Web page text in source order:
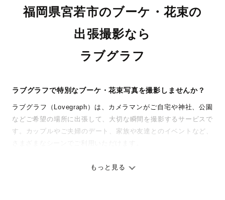
福岡県宮若市のブーケ・花束の
出張撮影なら
ラブグラフ
ラブグラフで特別なブーケ・花束写真を撮影しませんか？
ラブグラフ（Lovegraph）は、カメラマンがご自宅や神社、公園
などご希望の場所に出張して、大切な瞬間を撮影するサービスで
す。カップルやご夫婦のデート、家族や友達とのイベントなど、
ありのままの空気感を大切に、何十年経っても見返したくなるよ
もっと見る